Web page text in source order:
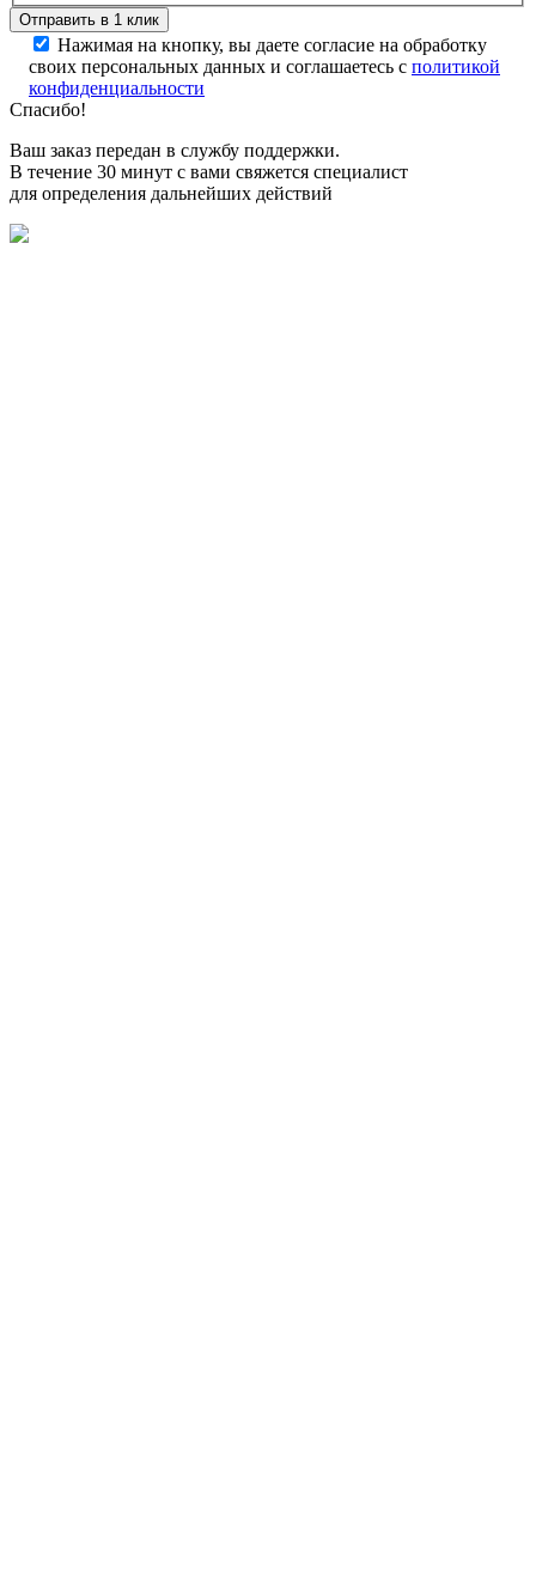
Нажимая на кнопку, вы даете согласие на обработку
своих персональных данных и соглашаетесь с политикой
конфиденциальности
Спасибо!
Ваш заказ передан в службу поддержки.
В течение 30 минут с вами свяжется специалист
для определения дальнейших действий